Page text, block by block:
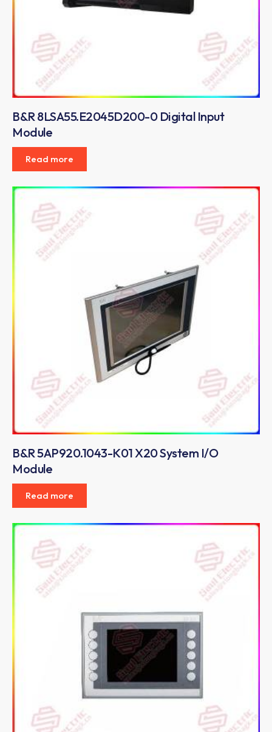
B&R 8LSA55.E2045D200-0 Digital Input
Module
Read more
B&R 5AP920.1043-K01 X20 System I/O
Module
Read more